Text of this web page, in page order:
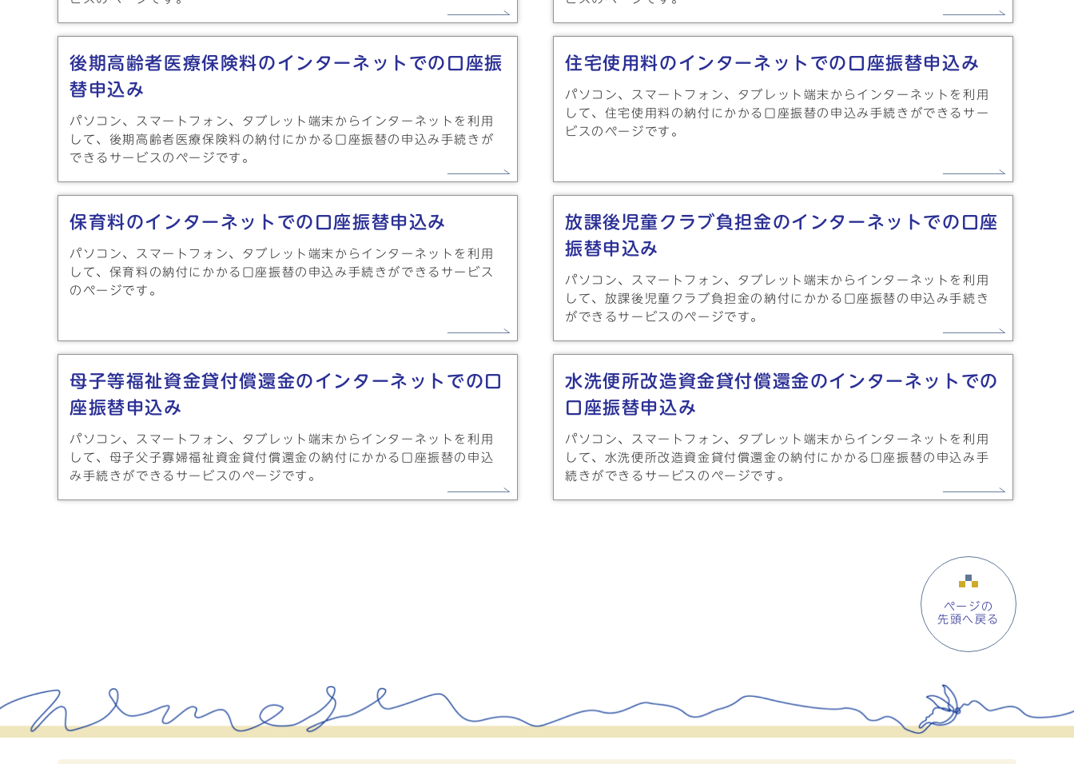
後期高齢者医療保険料のインターネットでの口座振
替申込み
パソコン、スマートフォン、タブレット端末からインターネットを利用
して、後期高齢者医療保険料の納付にかかる口座振替の申込み手続きが
できるサービスのページです。
住宅使用料のインターネットでの口座振替申込み
パソコン、スマートフォン、タブレット端末からインターネットを利用
して、住宅使用料の納付にかかる口座振替の申込み手続きができるサー
ビスのページです。
保育料のインターネットでの口座振替申込み
パソコン、スマートフォン、タブレット端末からインターネットを利用
して、保育料の納付にかかる口座振替の申込み手続きができるサービス
のページです。
放課後児童クラブ負担金のインターネットでの口座
振替申込み
パソコン、スマートフォン、タブレット端末からインターネットを利用
して、放課後児童クラブ負担金の納付にかかる口座振替の申込み手続き
ができるサービスのページです。
母子等福祉資金貸付償還金のインターネットでの口
座振替申込み
パソコン、スマートフォン、タブレット端末からインターネットを利用
して、母子父子寡婦福祉資金貸付償還金の納付にかかる口座振替の申込
み手続きができるサービスのページです。
水洗便所改造資金貸付償還金のインターネットでの
口座振替申込み
パソコン、スマートフォン、タブレット端末からインターネットを利用
して、水洗便所改造資金貸付償還金の納付にかかる口座振替の申込み手
続きができるサービスのページです。
ページの
先頭へ戻る